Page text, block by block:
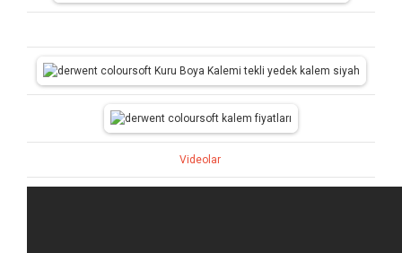
Videolar